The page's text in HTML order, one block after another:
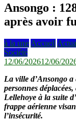
Ansongo :
après avoir
à la une Accueil
Société
12/06/202612/06/
La ville d’Ansongo a
personnes
Lellehoye à la suite
frappe aérienne
l’insécurité.